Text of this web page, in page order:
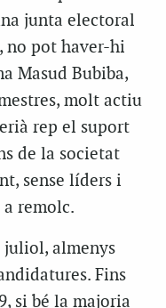
junta electoral
no pot haver-hi
Masud Bubiba,
molt actiu
rep el suport
de la societat
sense líders i
remolc.
juliol, almenys
Fins
si bé la majoria